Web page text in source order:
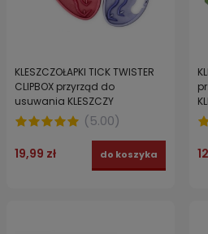
KLESZCZOŁAPKI TICK TWISTER
CLIPBOX przyrząd do
usuwania KLESZCZY
oryginalne 2 szt + BRELOK
(5.00)
19,99 zł do koszyka